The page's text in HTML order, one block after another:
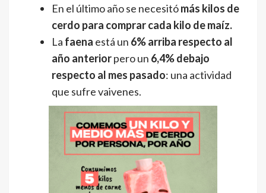
En el último año se necesitómás kilos de
cerdo para comprar cada kilo de maíz.
La faena está un 6% arriba respecto al
año anteriorpero un 6,4% debajo
respecto al mes pasado: una actividad
que sufre vaivenes.